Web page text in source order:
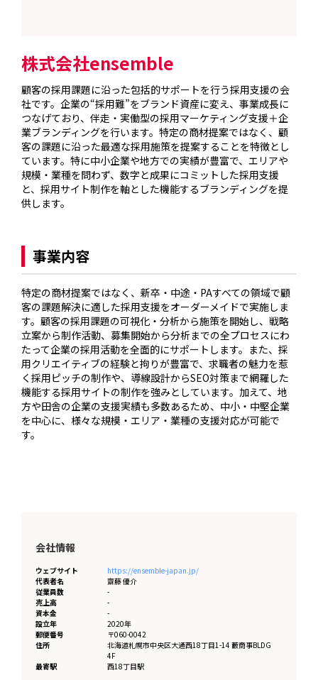
株式会社ensemble
顧客の採用課題に沿った包括的サポートを行う採用支援の会
社です。企業の“採用難”をブランド資産に変え、事業成長に
つなげており、伴走・実働型の採用マーケティング支援＋企
業ブランディングを行います。特定の商材提案ではなく、顧
客の課題に沿った最適な採用施策を提案することを特徴とし
ています。特に中小企業や地方での実績が豊富で、エリアや
規模・業種を問わず、数字と成果にコミットした採用支援
と、採用サイト制作を軸とした機能するブランディングを提
供します。
事業内容
特定の商材提案ではなく、新卒・中途・PAすべての領域で顧
客の課題解決に適した採用支援をオーダーメイドで実施しま
す。顧客の採用課題の可視化・分析から施策を開始し、戦略
立案から制作活動、募集開始から分析までの全プロセスにわ
たって企業の採用活動を全面的にサポートします。また、採
用クリエイティブの経験と拘りが豊富で、求職者の魅力を惹
く採用ピッチの制作や、導線設計からSEO対策まで網羅した
機能する採用サイトの制作を強みとしています。加えて、地
方や田舎の企業の支援実績も多数あるため、中小・中堅企業
を中心に、様々な規模・エリア・業種の支援対応が可能で
す。
会社情報
ウェブサイト
https://ensemble-japan.jp/
代表者名
齋藤 優介
従業員数
-
売上高
-
資本金
-
設立年
2020年
郵便番号
〒060-0042
住所
北海道札幌市中央区大通西18丁目1-14 藪商事BLDG
4F
最寄駅
西18丁目駅